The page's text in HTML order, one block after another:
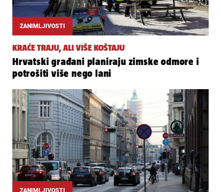
ZANIMLJIVOSTI
KRAĆE TRAJU, ALI VIŠE KOŠTAJU
Hrvatski građani planiraju zimske odmore i
potrošiti više nego lani
ZANIMLJIVOSTI